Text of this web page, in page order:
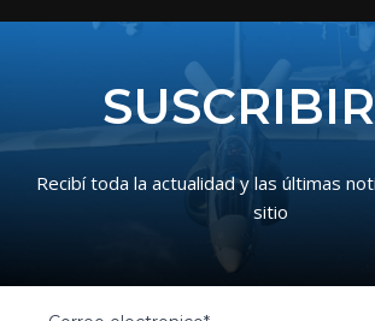
Recibí toda la actualidad y las últimas
sitio